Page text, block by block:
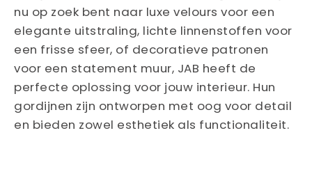
nu op zoek bent naar luxe velours voor een
elegante uitstraling, lichte linnenstoffen voor
een frisse sfeer, of decoratieve patronen
voor een statement muur, JAB heeft de
perfecte oplossing voor jouw interieur. Hun
gordijnen zijn ontworpen met oog voor detail
en bieden zowel esthetiek als functionaliteit.